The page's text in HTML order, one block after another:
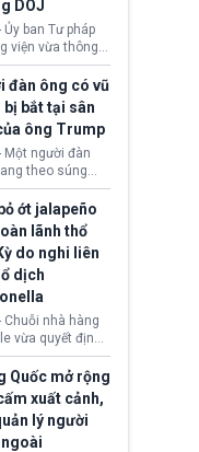
được đặc biệt
nếu các siêu
bộ Hoa Kỳ ở nửa
phó “mỏng”
nghẽn công
trợ; dẫn đến hệ
phó khẩn cấp
quá tải.
DOJ
Ủy ban Tư pháp
viện vừa thông
cử ông Todd
làm Bộ trưởng
Hoa Kỳ
thời gian dài
chức quyền Bộ
Mặc dù vậy,
trị gia đảng
(GOP) vẫn tỏ
nghi, thậm chí
sẽ lên tiếng
khi đề cử này
ra toàn thể bỏ
đàn ông có vũ
bắt tại sân
ông Trump
Một người đàn
theo súng
bị bắt khi đang
quay video tại
Trump National
(Quận Los
bang
Vụ việc xảy
trước lúc Tổng
Trump tới
điểm này.
ớt jalapeño
lãnh thổ
do nghi liên
dịch
Chuỗi nhà hàng
vừa quyết định
tất cả ớt jalapeño
cửa hàng
lãnh thổ Hoa
nhân do cơ
tế nghi ngờ
liệu liên quan
Quốc mở rộng
xuất cảnh,
lý người